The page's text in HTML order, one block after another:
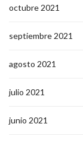
octubre 2021
septiembre 2021
agosto 2021
julio 2021
junio 2021